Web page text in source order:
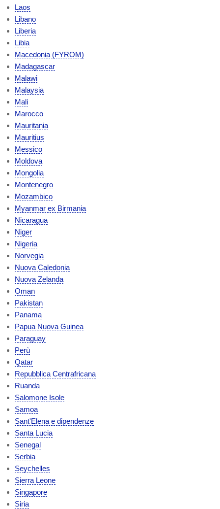
Laos
Libano
Liberia
Libia
Macedonia (FYROM)
Madagascar
Malawi
Malaysia
Mali
Marocco
Mauritania
Mauritius
Messico
Moldova
Mongolia
Montenegro
Mozambico
Myanmar ex Birmania
Nicaragua
Niger
Nigeria
Norvegia
Nuova Caledonia
Nuova Zelanda
Oman
Pakistan
Panama
Papua Nuova Guinea
Paraguay
Perù
Qatar
Repubblica Centrafricana
Ruanda
Salomone Isole
Samoa
Sant'Elena e dipendenze
Santa Lucia
Senegal
Serbia
Seychelles
Sierra Leone
Singapore
Siria